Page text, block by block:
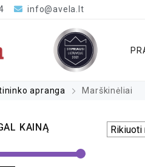
info@avela.lt
apranga Marškinėliai
KAINĄ